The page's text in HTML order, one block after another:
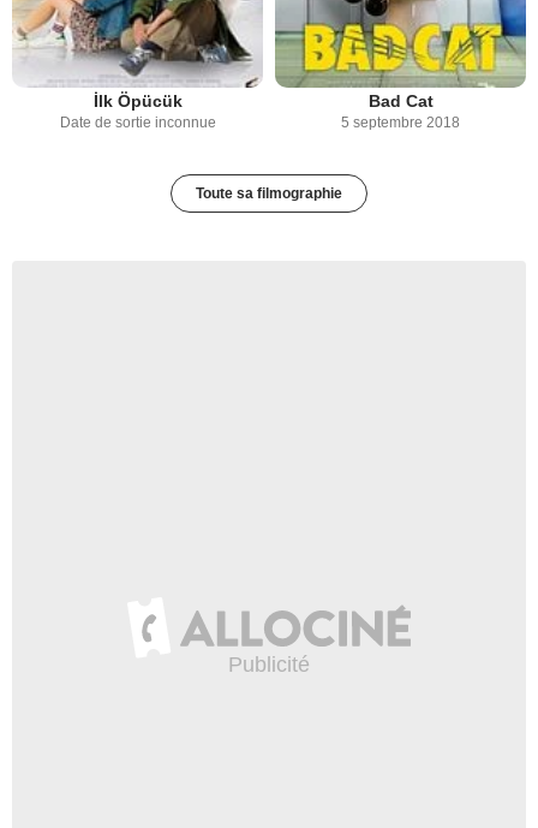
İlk Öpücük
Date de sortie inconnue
Bad Cat
5 septembre 2018
Toute sa filmographie